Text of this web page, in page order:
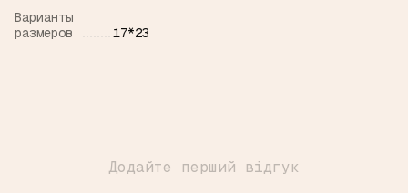
Варианты
размеров
17*23
Додайте перший відгук